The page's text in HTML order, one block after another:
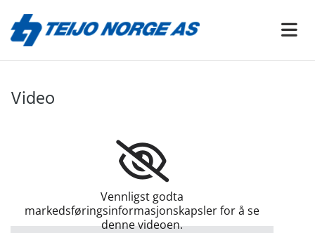
Video
Vennligst godta
markedsføringsinformasjonskapsler for å se
denne videoen.